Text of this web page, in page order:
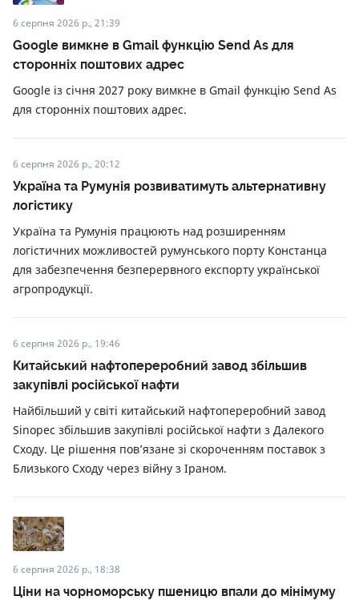
6 серпня 2026 р., 21:39
Google вимкне в Gmail функцію Send As для
сторонніх поштових адрес
Google із січня 2027 року вимкне в Gmail функцію Send As
для сторонніх поштових адрес.
6 серпня 2026 р., 20:12
Україна та Румунія розвиватимуть альтернативну
логістику
Україна та Румунія працюють над розширенням
логістичних можливостей румунського порту Констанца
для забезпечення безперервного експорту української
агропродукції.
6 серпня 2026 р., 19:46
Китайський нафтопереробний завод збільшив
закупівлі російської нафти
Найбільший у світі китайський нафтопереробний завод
Sinopec збільшив закупівлі російської нафти з Далекого
Сходу. Це рішення пов’язане зі скороченням поставок з
Близького Сходу через війну з Іраном.
6 серпня 2026 р., 18:38
Ціни на чорноморську пшеницю впали до мінімуму